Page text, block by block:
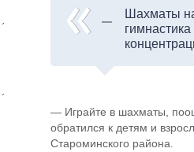
Шахматы
— Играйте в шахматы,
обратился к детям и
Староминского района.